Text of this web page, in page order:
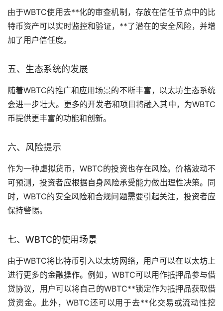
由于WBTC使用去**化的审查机制，存放在信任节点中的比
特币资产可以实时监控和验证，**了潜在的安全风险，并增
加了用户信任度。
五、生态系统的发展
随着WBTC的推广和应用场景的不断丰富，以太坊生态系统
会进一步壮大。更多的开发者和项目将融入其中，为WBTC
币提供更丰富的功能和创新。
六、风险提示
作为一种虚拟货币，WBTC的投资也存在风险。价格波动不
可预测，投资者应根据自身风险承受能力做出理性决策。同
时，WBTC的安全风险和合规问题需要引起关注，投资者应
保持警惕。
七、WBTC的使用场景
由于WBTC将比特币引入以太坊网络，用户可以在以太坊上
进行更多的金融操作。例如，WBTC可以用作抵押品参与借
贷协议，用户可以将自己的WBTC**锁定作为抵押品获取借
贷资金。此外，WBTC还可以用于去**化交易或流动性挖